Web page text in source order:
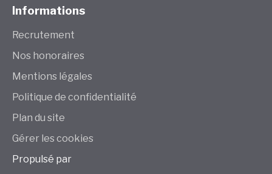
Informations
Recrutement
Nos honoraires
Mentions légales
Politique de confidentialité
Plan du site
Gérer les cookies
Propulsé par